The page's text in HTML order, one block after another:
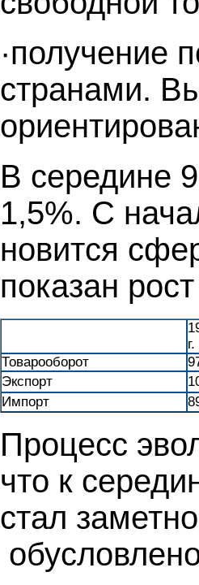
·получение
странами.
В середине
1,5%. С
новится
показан
г.
Товарооборот
Экспорт
Импорт
Пpoцecс
что к
стал